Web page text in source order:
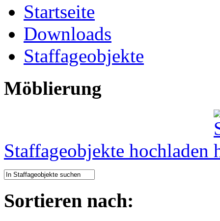
Startseite
Downloads
Staffageobjekte
Möblierung
Staffageobjekte hochladen
Sortieren nach: